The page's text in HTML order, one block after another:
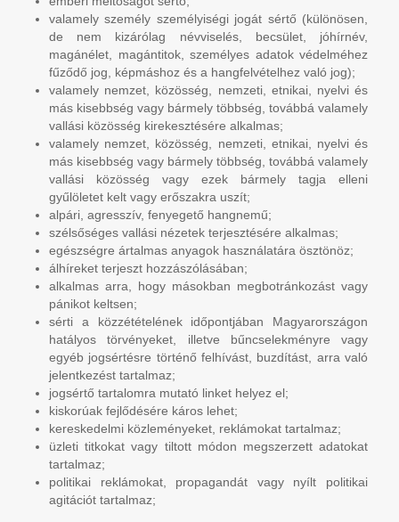
valamely személy személyiségi jogát sértő (különösen,
de nem kizárólag névviselés, becsület, jóhírnév,
magánélet, magántitok, személyes adatok védelméhez
fűződő jog, képmáshoz és a hangfelvételhez való jog);
valamely nemzet, közösség, nemzeti, etnikai, nyelvi és
más kisebbség vagy bármely többség, továbbá valamely
vallási közösség kirekesztésére alkalmas;
valamely nemzet, közösség, nemzeti, etnikai, nyelvi és
más kisebbség vagy bármely többség, továbbá valamely
vallási közösség vagy ezek bármely tagja elleni
gyűlöletet kelt vagy erőszakra uszít;
alpári, agresszív, fenyegető hangnemű;
szélsőséges vallási nézetek terjesztésére alkalmas;
egészségre ártalmas anyagok használatára ösztönöz;
álhíreket terjeszt hozzászólásában;
alkalmas arra, hogy másokban megbotránkozást vagy
pánikot keltsen;
sérti a közzétételének időpontjában Magyarországon
hatályos törvényeket, illetve bűncselekményre vagy
egyéb jogsértésre történő felhívást, buzdítást, arra való
jelentkezést tartalmaz;
jogsértő tartalomra mutató linket helyez el;
kiskorúak fejlődésére káros lehet;
kereskedelmi közleményeket, reklámokat tartalmaz;
üzleti titkokat vagy tiltott módon megszerzett adatokat
tartalmaz;
politikai reklámokat, propagandát vagy nyílt politikai
agitációt tartalmaz;